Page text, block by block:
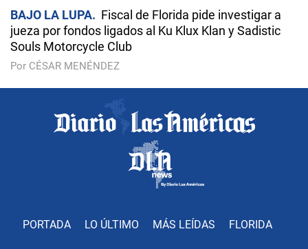
BAJO LA LUPA
Fiscal de Florida pide investigar a
jueza por fondos ligados al Ku Klux Klan y Sadistic
Souls Motorcycle Club
Por CÉSAR MENÉNDEZ
PORTADA LO ÚLTIMO MÁS LEÍDAS FLORIDA